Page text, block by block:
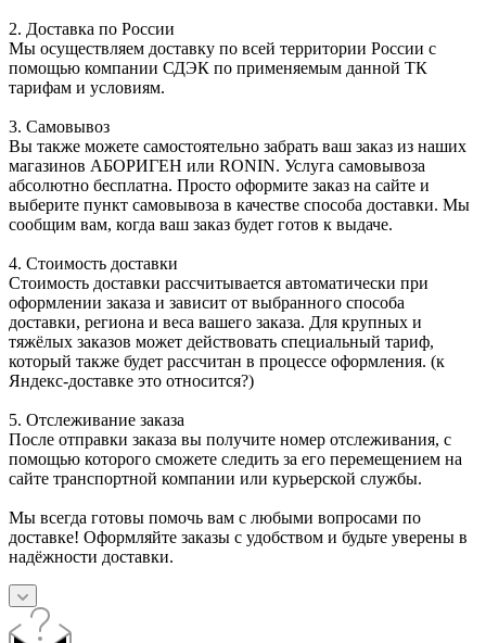
2. Доставка по России
Мы осуществляем доставку по всей территории России с
помощью компании СДЭК по применяемым данной ТК
тарифам и условиям.
3. Самовывоз
Вы также можете самостоятельно забрать ваш заказ из наших
магазинов АБОРИГЕН или RONIN. Услуга самовывоза
абсолютно бесплатна. Просто оформите заказ на сайте и
выберите пункт самовывоза в качестве способа доставки. Мы
сообщим вам, когда ваш заказ будет готов к выдаче.
4. Стоимость доставки
Стоимость доставки рассчитывается автоматически при
оформлении заказа и зависит от выбранного способа
доставки, региона и веса вашего заказа. Для крупных и
тяжёлых заказов может действовать специальный тариф,
который также будет рассчитан в процессе оформления. (к
Яндекс-доставке это относится?)
5. Отслеживание заказа
После отправки заказа вы получите номер отслеживания, с
помощью которого сможете следить за его перемещением на
сайте транспортной компании или курьерской службы.
Мы всегда готовы помочь вам с любыми вопросами по
доставке! Оформляйте заказы с удобством и будьте уверены в
надёжности доставки.